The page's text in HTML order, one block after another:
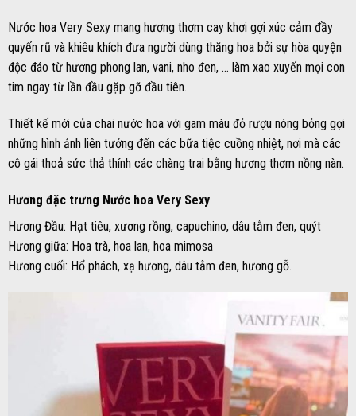
Nước hoa Very Sexy mang hương thơm cay khơi gợi xúc cảm đầy
quyến rũ và khiêu khích đưa người dùng thăng hoa bởi sự hòa quyện
độc đáo từ hương phong lan, vani, nho đen, … làm xao xuyến mọi con
tim ngay từ lần đầu gặp gỡ đầu tiên.
Thiết kế mới của chai nước hoa với gam màu đỏ rượu nóng bỏng gợi
những hình ảnh liên tưởng đến các bữa tiệc cuồng nhiệt, nơi mà các
cô gái thoả sức thả thính các chàng trai bằng hương thơm nồng nàn.
Hương đặc trưng Nước hoa Very Sexy
Hương Đầu: Hạt tiêu, xương rồng, capuchino, dâu tằm đen, quýt
Hương giữa: Hoa trà, hoa lan, hoa mimosa
Hương cuối: Hổ phách, xạ hương, dâu tằm đen, hương gỗ.